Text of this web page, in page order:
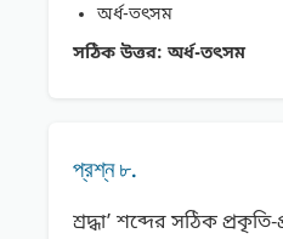
অর্ধ-তৎসম
সঠিক উত্তর: অর্ধ-তৎসম
প্রশ্ন ৮.
শ্ৰদ্ধা’ শব্দের সঠিক